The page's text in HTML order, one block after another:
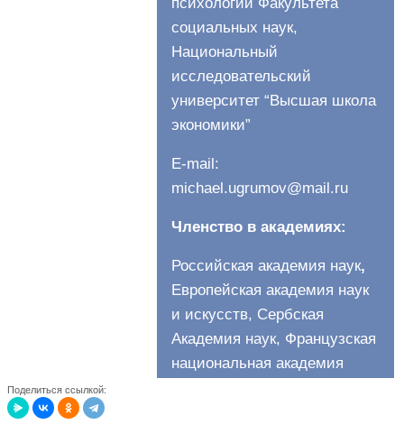
Поделиться ссылкой: